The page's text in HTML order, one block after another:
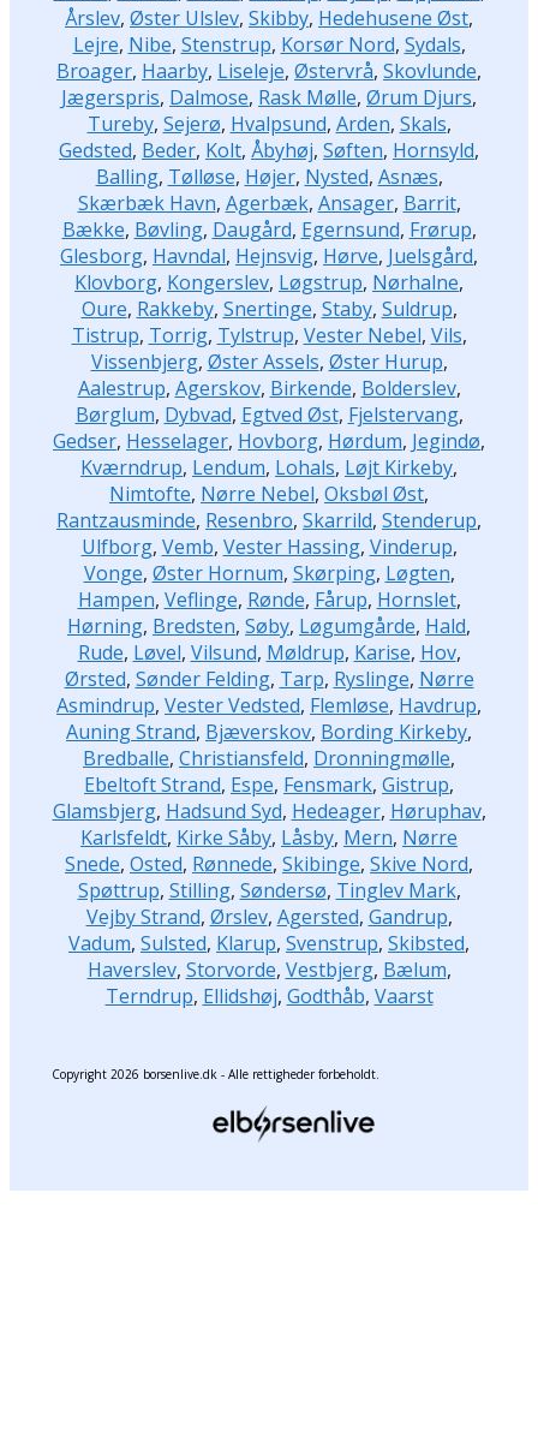
Årslev, Øster Ulslev, Skibby, Hedehusene Øst,
Lejre, Nibe, Stenstrup, Korsør Nord, Sydals,
Broager, Haarby, Liseleje, Østervrå, Skovlunde,
Jægerspris, Dalmose, Rask Mølle, Ørum Djurs,
Tureby, Sejerø, Hvalpsund, Arden, Skals,
Gedsted, Beder, Kolt, Åbyhøj, Søften, Hornsyld,
Balling, Tølløse, Højer, Nysted, Asnæs,
Skærbæk Havn, Agerbæk, Ansager, Barrit,
Bække, Bøvling, Daugård, Egernsund, Frørup,
Glesborg, Havndal, Hejnsvig, Hørve, Juelsgård,
Klovborg, Kongerslev, Løgstrup, Nørhalne,
Oure, Rakkeby, Snertinge, Staby, Suldrup,
Tistrup, Torrig, Tylstrup, Vester Nebel, Vils,
Vissenbjerg, Øster Assels, Øster Hurup,
Aalestrup, Agerskov, Birkende, Bolderslev,
Børglum, Dybvad, Egtved Øst, Fjelstervang,
Gedser, Hesselager, Hovborg, Hørdum, Jegindø,
Kværndrup, Lendum, Lohals, Løjt Kirkeby,
Nimtofte, Nørre Nebel, Oksbøl Øst,
Rantzausminde, Resenbro, Skarrild, Stenderup,
Ulfborg, Vemb, Vester Hassing, Vinderup,
Vonge, Øster Hornum, Skørping, Løgten,
Hampen, Veflinge, Rønde, Fårup, Hornslet,
Hørning, Bredsten, Søby, Løgumgårde, Hald,
Rude, Løvel, Vilsund, Møldrup, Karise, Hov,
Ørsted, Sønder Felding, Tarp, Ryslinge, Nørre
Asmindrup, Vester Vedsted, Flemløse, Havdrup,
Auning Strand, Bjæverskov, Bording Kirkeby,
Bredballe, Christiansfeld, Dronningmølle,
Ebeltoft Strand, Espe, Fensmark, Gistrup,
Glamsbjerg, Hadsund Syd, Hedeager, Høruphav,
Karlsfeldt, Kirke Såby, Låsby, Mern, Nørre
Snede, Osted, Rønnede, Skibinge, Skive Nord,
Spøttrup, Stilling, Søndersø, Tinglev Mark,
Vejby Strand, Ørslev, Agersted, Gandrup,
Vadum, Sulsted, Klarup, Svenstrup, Skibsted,
Haverslev, Storvorde, Vestbjerg, Bælum,
Terndrup, Ellidshøj, Godthåb, Vaarst
Copyright 2026 borsenlive.dk - Alle rettigheder forbeholdt.